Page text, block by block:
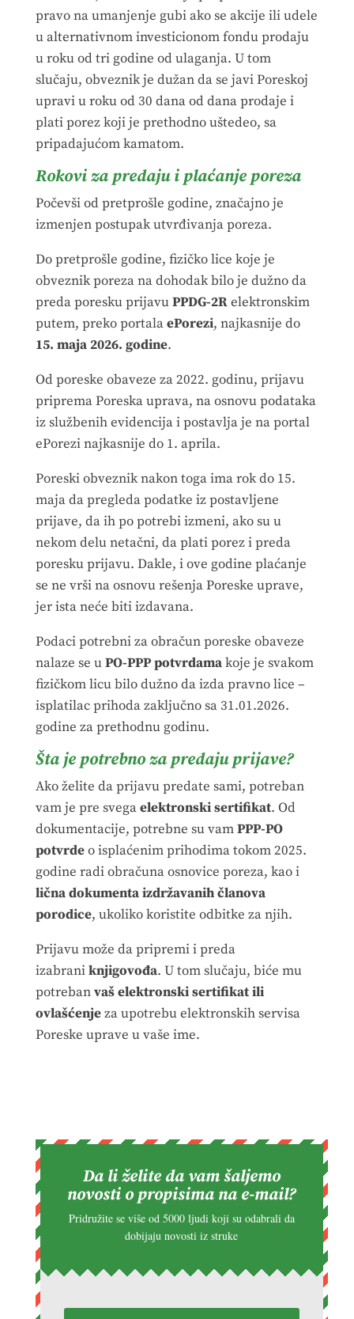
pravo na umanjenje gubi ako se akcije ili udele
u alternativnom investicionom fondu prodaju
u roku od tri godine od ulaganja. U tom
slučaju, obveznik je dužan da se javi Poreskoj
upravi u roku od 30 dana od dana prodaje i
plati porez koji je prethodno uštedeo, sa
pripadajućom kamatom.
Rokovi za predaju i plaćanje poreza
Počevši od pretprošle godine, značajno je
izmenjen postupak utvrđivanja poreza.
Do pretprošle godine, fizičko lice koje je
obveznik poreza na dohodak bilo je dužno da
preda poresku prijavuPPDG-2Relektronskim
putem, preko portalaePorezi, najkasnije do
15. maja 2026. godine.
Od poreske obaveze za 2022. godinu, prijavu
priprema Poreska uprava, na osnovu podataka
iz službenih evidencija i postavlja je na portal
ePorezi najkasnije do 1. aprila.
Poreski obveznik nakon toga ima rok do 15.
maja da pregleda podatke iz postavljene
prijave, da ih po potrebi izmeni, ako su u
nekom delu netačni, da plati porez i preda
poresku prijavu. Dakle, i ove godine plaćanje
se ne vrši na osnovu rešenja Poreske uprave,
jer ista neće biti izdavana.
Podaci potrebni za obračun poreske obaveze
nalaze se uPO-PPP potvrdamakoje je svakom
fizičkom licu bilo dužno da izda pravno lice –
isplatilac prihoda zaključno sa 31.01.2026.
godine za prethodnu godinu.
Šta je potrebno za predaju prijave?
Ako želite da prijavu predate sami, potreban
vam je pre svegaelektronski sertifikat. Od
dokumentacije, potrebne su vamPPP-PO
potvrdeo isplaćenim prihodima tokom 2025.
godine radi obračuna osnovice poreza, kao i
lična dokumenta izdržavanih članova
porodice, ukoliko koristite odbitke za njih.
Prijavu može da pripremi i preda
izabraniknjigovođa. U tom slučaju, biće mu
potrebanvaš elektronski sertifikat ili
ovlašćenjeza upotrebu elektronskih servisa
Poreske uprave u vaše ime.
Da li želite da vam šaljemo
novosti o propisima na e-mail?
Pridružite se više od 5000 ljudi koji su odabrali da
dobijaju novosti iz struke